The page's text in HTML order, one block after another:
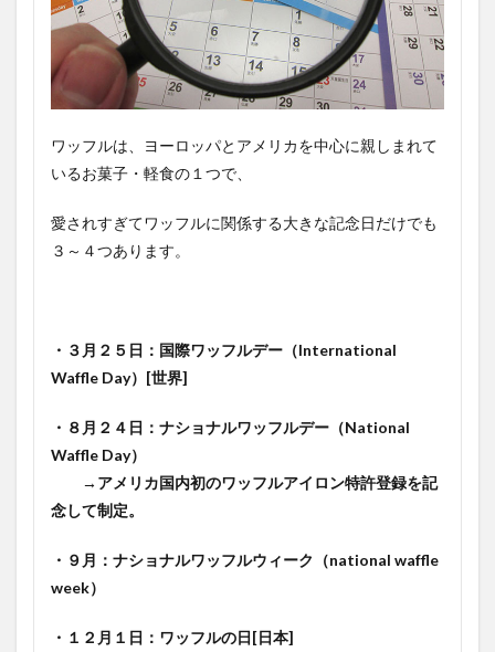
ワッフルは、ヨーロッパとアメリカを中心に親しまれて
いるお菓子・軽食の１つで、
愛されすぎてワッフルに関係する大きな記念日だけでも
３～４つあります。
・３月２５日：国際ワッフルデー（International
Waffle Day）[世界]
・８月２４日：ナショナルワッフルデー（National
Waffle Day）
→アメリカ国内初のワッフルアイロン特許登録を記
念して制定。
・９月：ナショナルワッフルウィーク（national waffle
week）
・１２月１日：ワッフルの日[日本]